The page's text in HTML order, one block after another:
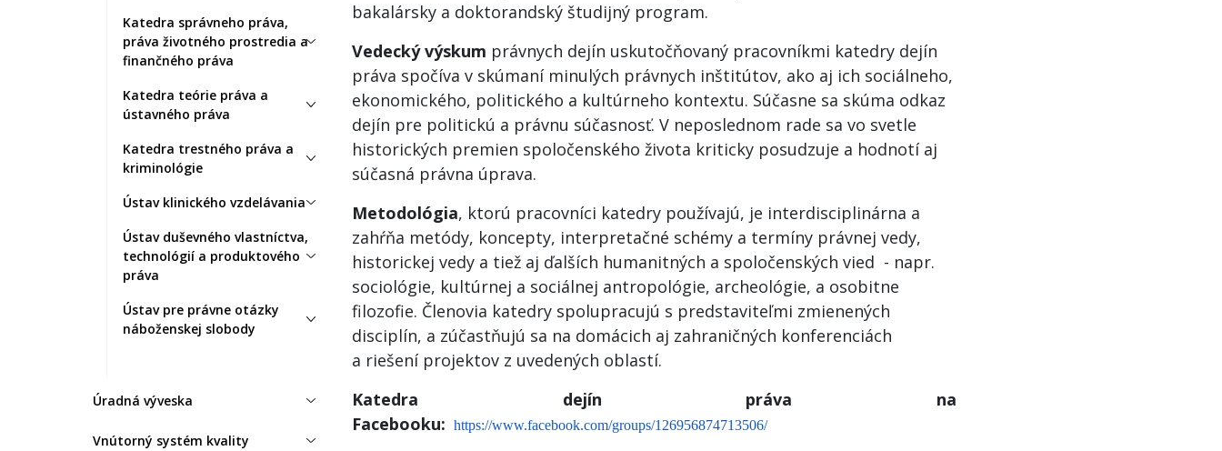
Katedra správneho práva,
práva životného prostredia a
finančného práva
Katedra teórie práva a
ústavného práva
Katedra trestného práva a
kriminológie
Ústav klinického vzdelávania
Ústav duševného vlastníctva,
technológií a produktového
práva
Ústav pre právne otázky
náboženskej slobody
Úradná výveska
Vnútorný systém kvality
bakalársky a doktorandský študijný program.
Vedecký výskum právnych dejín uskutočňovaný pracovníkmi katedry dejín
práva spočíva v skúmaní minulých právnych inštitútov, ako aj ich sociálneho,
ekonomického, politického a kultúrneho kontextu. Súčasne sa skúma odkaz
dejín pre politickú a právnu súčasnosť. V neposlednom rade sa vo svetle
historických premien spoločenského života kriticky posudzuje a hodnotí aj
súčasná právna úprava.
Metodológia, ktorú pracovníci katedry používajú, je interdisciplinárna a
zahŕňa metódy, koncepty, interpretačné schémy a termíny právnej vedy,
historickej vedy a tiež aj ďalších humanitných a spoločenských vied - napr.
sociológie, kultúrnej a sociálnej antropológie, archeológie, a osobitne
filozofie. Členovia katedry spolupracujú s predstaviteľmi zmienených
disciplín, a zúčastňujú sa na domácich aj zahraničných konferenciách
a riešení projektov z uvedených oblastí.
Katedra dejín práva na
Facebooku: https://www.facebook.com/groups/126956874713506/